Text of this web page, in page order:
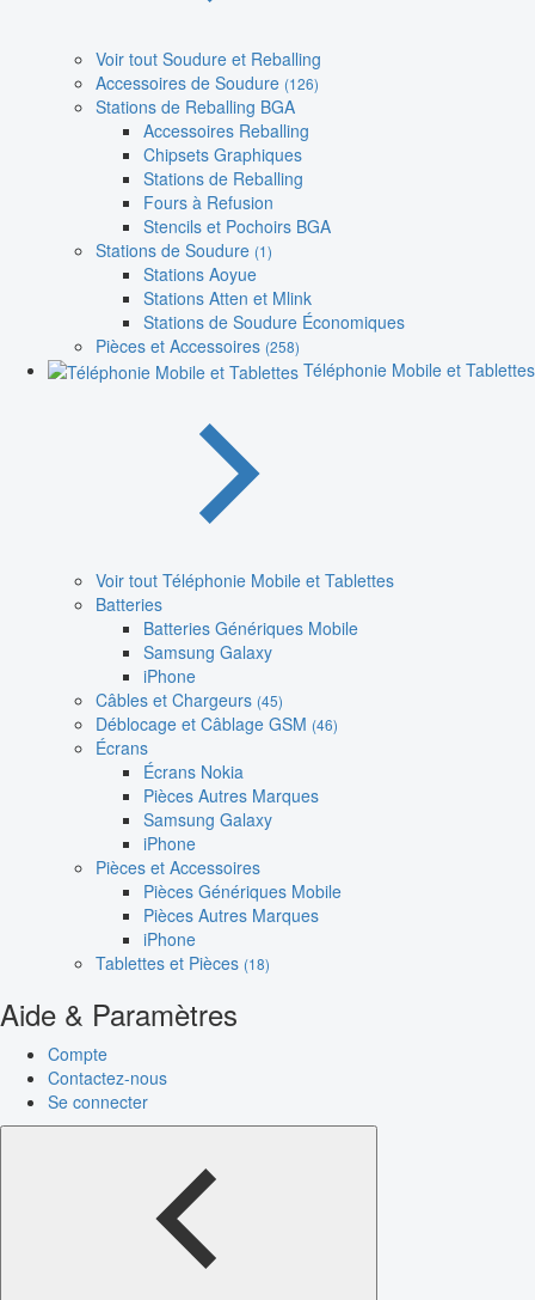
Voir tout Soudure et Reballing
Accessoires de Soudure (126)
Stations de Reballing BGA
Accessoires Reballing
Chipsets Graphiques
Stations de Reballing
Fours à Refusion
Stencils et Pochoirs BGA
Stations de Soudure (1)
Stations Aoyue
Stations Atten et Mlink
Stations de Soudure Économiques
Pièces et Accessoires (258)
Téléphonie Mobile et Tablettes
Voir tout Téléphonie Mobile et Tablettes
Batteries
Batteries Génériques Mobile
Samsung Galaxy
iPhone
Câbles et Chargeurs (45)
Déblocage et Câblage GSM (46)
Écrans
Écrans Nokia
Pièces Autres Marques
Samsung Galaxy
iPhone
Pièces et Accessoires
Pièces Génériques Mobile
Pièces Autres Marques
iPhone
Tablettes et Pièces (18)
Aide & Paramètres
Compte
Contactez-nous
Se connecter